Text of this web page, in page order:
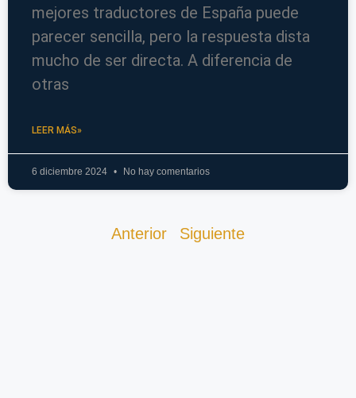
mejores traductores de España puede
parecer sencilla, pero la respuesta dista
mucho de ser directa. A diferencia de
otras
LEER MÁS»
6 diciembre 2024 No hay comentarios
Anterior Siguiente